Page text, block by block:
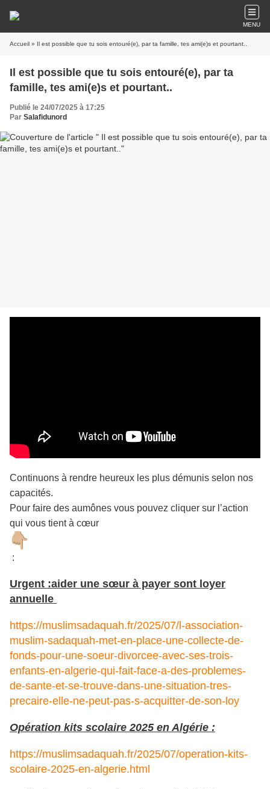
MENU
Accueil » Il est possible que tu sois entouré(e), par ta famille, tes ami(e)s et pourtant..
Il est possible que tu sois entouré(e), par ta
famille, tes ami(e)s et pourtant..
Publié le 24/07/2025 à 17:25
Par Salafidunord
Continuons à rendre heureux les plus démunis selon nos
capacités.
Pour faire des aumônes vous pouvez cliquer sur l’action
qui vous tient à cœur
:
Urgent :aider une sœur à payer sont loyer
annuelle
https://muslimsadaquah.fr/2025/07/l-association-
muslim-sadaquah-met-en-place-une-collecte-de-
fonds-pour-une-soeur-divorcee-avec-ses-trois-
enfants-en-algerie-qui-fait-face-a-des-problemes-
de-sante-et-se-trouve-dans-une-situation-tres-
precaire-elle-ne-peut-pas-s-acquitter-de-son-loy
Opération kits scolaire 2025 en Algérie :
https://muslimsadaquah.fr/2025/07/operation-kits-
scolaire-2025-en-algerie.html